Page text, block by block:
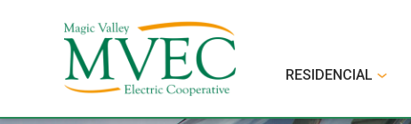
RESIDENCIAL